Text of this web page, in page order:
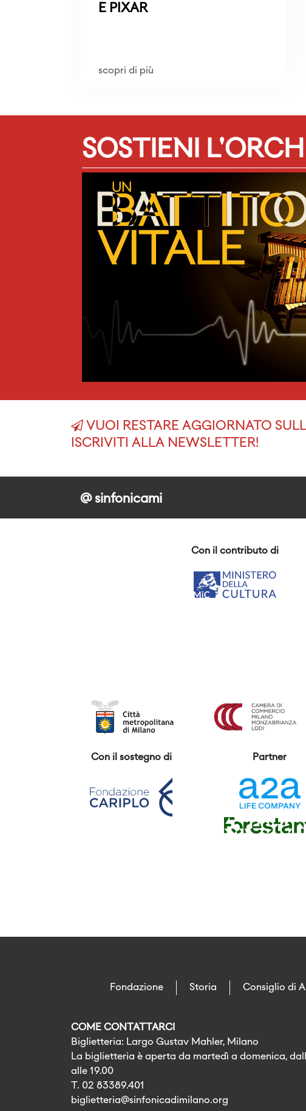
E PIXAR
scopri di più
SOSTIENI
VUOI RESTARE AGGIORNATO
ISCRIVITI ALLA NEWSLETTER!
@ sinfonicami
Con il contributo di
Con il sostegno di Partner
Fondazione Storia Consiglio di
COME CONTATTARCI
Biglietteria: Largo Gustav Mahler, Milano
La biglietteria è aperta da martedì a domenica,
alle 19.00
T. 02 83389.401
biglietteria@sinfonicadimilano.org